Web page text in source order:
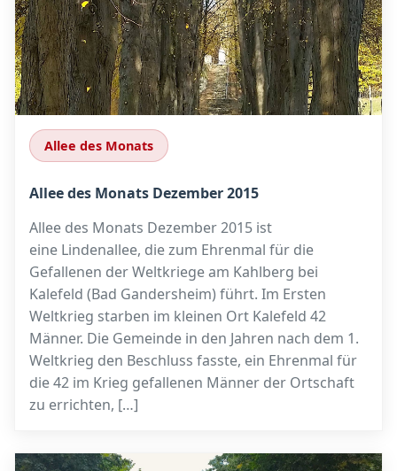
Allee des Monats
Allee des Monats Dezember 2015
Allee des Monats Dezember 2015 ist
eine Lindenallee, die zum Ehrenmal für die
Gefallenen der Weltkriege am Kahlberg bei
Kalefeld (Bad Gandersheim) führt. Im Ersten
Weltkrieg starben im kleinen Ort Kalefeld 42
Männer. Die Gemeinde in den Jahren nach dem 1.
Weltkrieg den Beschluss fasste, ein Ehrenmal für
die 42 im Krieg gefallenen Männer der Ortschaft
zu errichten, […]